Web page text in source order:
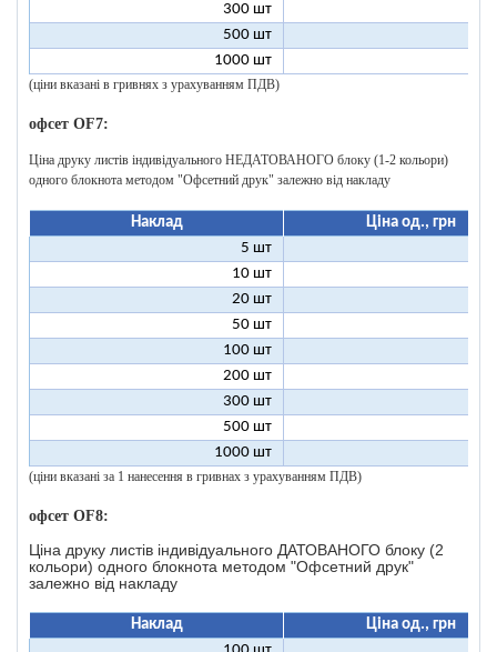
300 шт
500 шт
1000 шт
(ціни вказані в гривнях з урахуванням ПДВ)
офсет OF7:
Ціна друку листів індивідуального НЕДАТОВАНОГО блоку (1-2 кольори)
одного блокнота методом "Офсетний друк" залежно від накладу
Наклад
Ціна од., грн
5 шт
10 шт
20 шт
50 шт
100 шт
200 шт
300 шт
500 шт
1000 шт
(ціни вказані за 1 нанесення в гривнах з урахуванням ПДВ)
офсет OF8:
Ціна друку листів індивідуального ДАТОВАНОГО блоку (2
кольори) одного блокнота методом "Офсетний друк"
залежно від накладу
Наклад
Ціна од., грн